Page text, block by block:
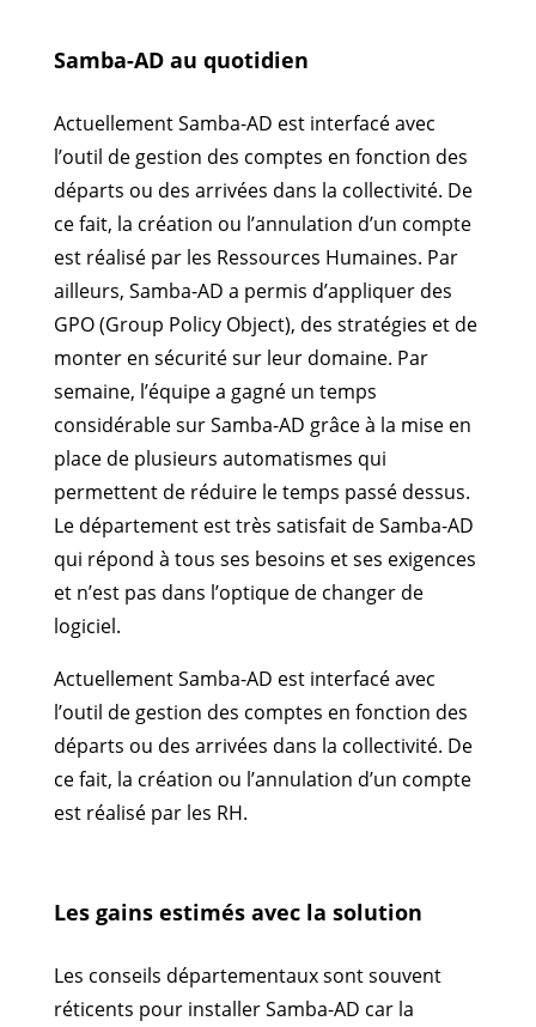
Samba-AD au quotidien
Actuellement Samba-AD est interfacé avec
l’outil de gestion des comptes en fonction des
départs ou des arrivées dans la collectivité. De
ce fait, la création ou l’annulation d’un compte
est réalisé par les Ressources Humaines. Par
ailleurs, Samba-AD a permis d’appliquer des
GPO (Group Policy Object), des stratégies et de
monter en sécurité sur leur domaine. Par
semaine, l’équipe a gagné un temps
considérable sur Samba-AD grâce à la mise en
place de plusieurs automatismes qui
permettent de réduire le temps passé dessus.
Le département est très satisfait de Samba-AD
qui répond à tous ses besoins et ses exigences
et n’est pas dans l’optique de changer de
logiciel.
Actuellement Samba-AD est interfacé avec
l’outil de gestion des comptes en fonction des
départs ou des arrivées dans la collectivité. De
ce fait, la création ou l’annulation d’un compte
est réalisé par les RH.
Les gains estimés avec la solution
Les conseils départementaux sont souvent
réticents pour installer Samba-AD car la